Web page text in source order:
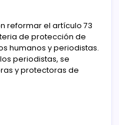
reformar el artículo 73
de protección de
humanos y periodistas.
periodistas, se
y protectoras de